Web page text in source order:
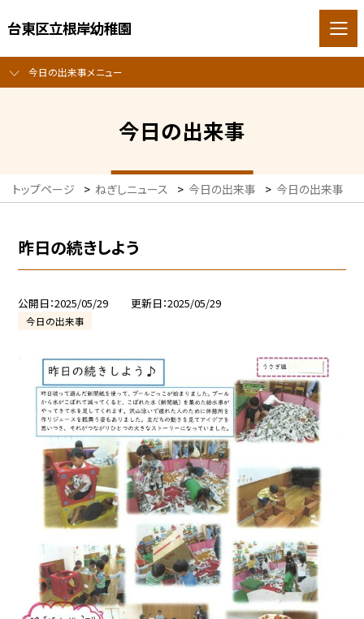
台東区立根岸幼稚園
今日の出来事メニュー
今日の出来事
トップページ > ねぎしニュース > 今日の出来事 > 今日の出来事
昨日の続きしよう
公開日 2025/05/29 更新日 2025/05/29
今日の出来事